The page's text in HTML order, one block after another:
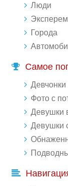
Люди
Города
Самое
Фото с
Девушки
Девушки
Подводный